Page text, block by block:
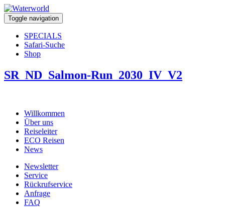
Toggle navigation
SPECIALS
Safari-Suche
Shop
SR_ND_Salmon-Run_2030_IV_V2
Willkommen
Über uns
Reiseleiter
ECO Reisen
News
Newsletter
Service
Rückrufservice
Anfrage
FAQ